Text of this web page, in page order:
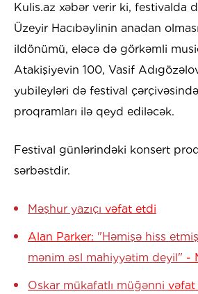
Kulis.az xəbər verir ki, festivalda
Üzeyir Hacıbəylinin anadan
ildönümü, eləcə də görkəmli
Atakişiyevin 100, Vasif
yubileyləri də festival
proqramları ilə qeyd ediləcək.
Festival günlərindəki konsert
sərbəstdir.
Məşhur yazıçı vəfat etdi
Alan Parker: "Həmişə hiss
mənim əsl mahiyyətim deyil" -
Oskar mükafatlı müğənni vəfat